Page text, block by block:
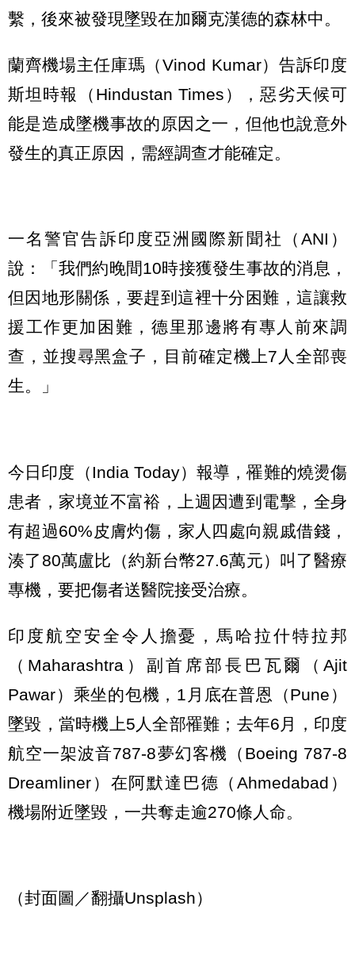
繫，後來被發現墜毀在加爾克漢德的森林中。
蘭齊機場主任庫瑪（Vinod Kumar）告訴印度
斯坦時報（Hindustan Times），惡劣天候可
能是造成墜機事故的原因之一，但他也說意外
發生的真正原因，需經調查才能確定。
一名警官告訴印度亞洲國際新聞社（ANI）
說：「我們約晚間10時接獲發生事故的消息，
但因地形關係，要趕到這裡十分困難，這讓救
援工作更加困難，德里那邊將有專人前來調
查，並搜尋黑盒子，目前確定機上7人全部喪
生。」
今日印度（India Today）報導，罹難的燒燙傷
患者，家境並不富裕，上週因遭到電擊，全身
有超過60%皮膚灼傷，家人四處向親戚借錢，
湊了80萬盧比（約新台幣27.6萬元）叫了醫療
專機，要把傷者送醫院接受治療。
印度航空安全令人擔憂，馬哈拉什特拉邦
（Maharashtra）副首席部長巴瓦爾（Ajit
Pawar）乘坐的包機，1月底在普恩（Pune）
墜毀，當時機上5人全部罹難；去年6月，印度
航空一架波音787-8夢幻客機（Boeing 787-8
Dreamliner）在阿默達巴德（Ahmedabad）
機場附近墜毀，一共奪走逾270條人命。
（封面圖／翻攝Unsplash）